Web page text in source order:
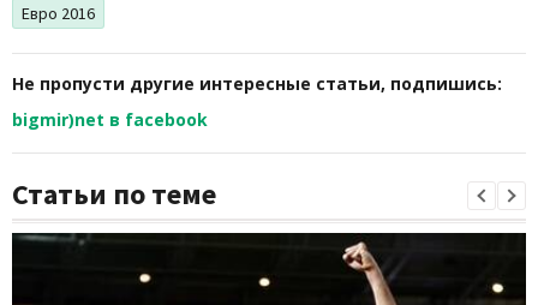
Евро 2016
Не пропусти другие интересные статьи, подпишись:
bigmir)net в facebook
Статьи по теме